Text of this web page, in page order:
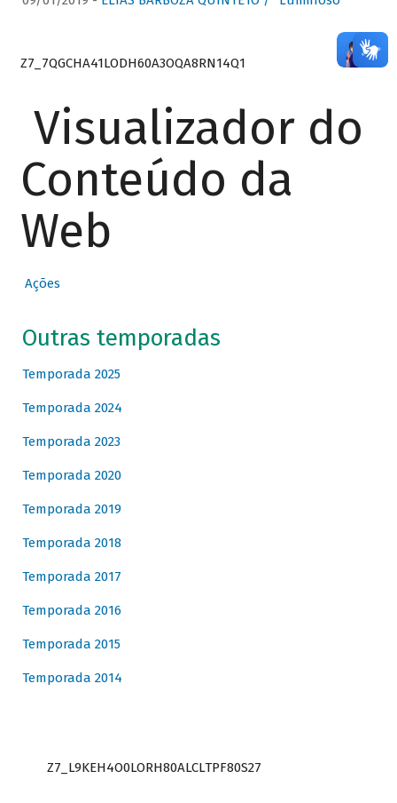
Z7_7QGCHA41LODH60A3OQA8RN14Q1
Visualizador do
Conteúdo da
Web
Ações
Outras temporadas
Temporada 2025
Temporada 2024
Temporada 2023
Temporada 2020
Temporada 2019
Temporada 2018
Temporada 2017
Temporada 2016
Temporada 2015
Temporada 2014
Z7_L9KEH4O0LORH80ALCLTPF80S27